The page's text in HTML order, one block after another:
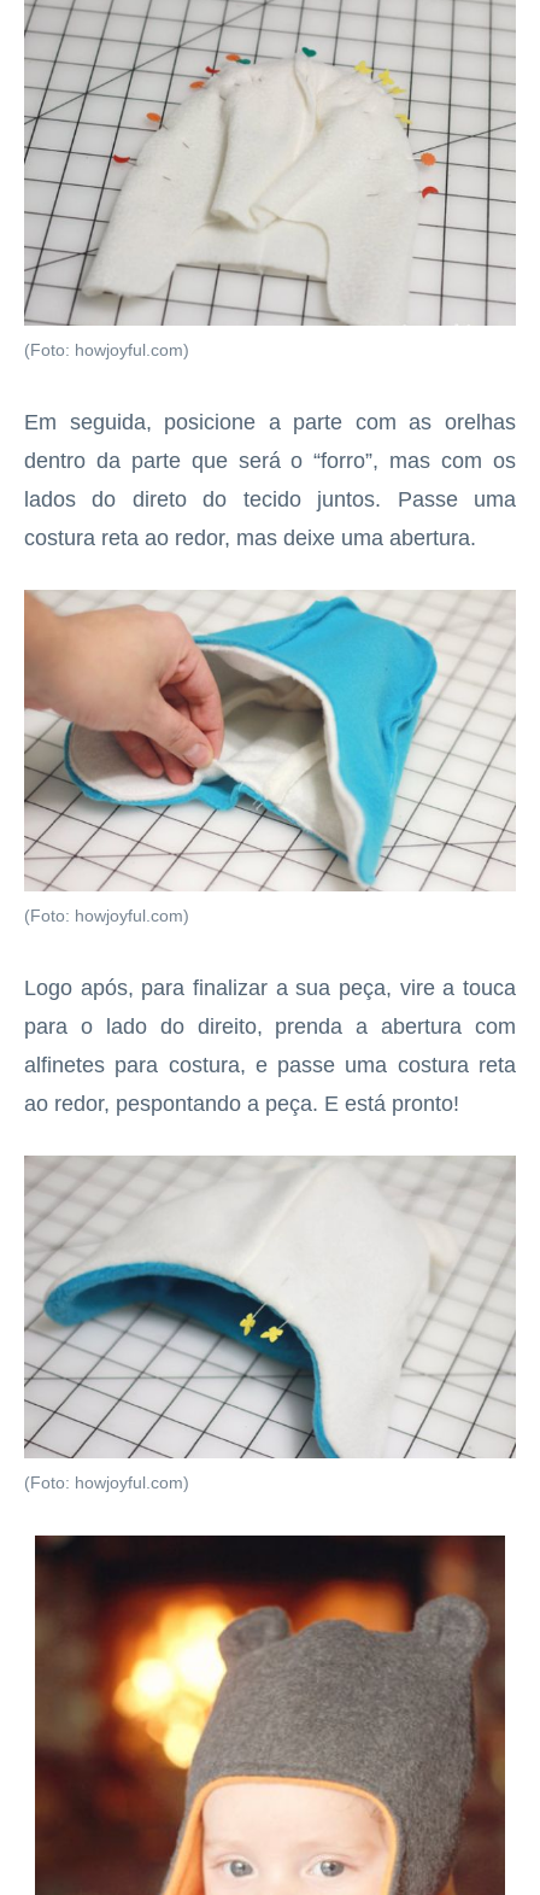
(Foto: howjoyful.com)
Em seguida, posicione a parte com as orelhas
dentro da parte que será o “forro”, mas com os
lados do direto do tecido juntos. Passe uma
costura reta ao redor, mas deixe uma abertura.
(Foto: howjoyful.com)
Logo após, para finalizar a sua peça, vire a touca
para o lado do direito, prenda a abertura com
alfinetes para costura, e passe uma costura reta
ao redor, pespontando a peça. E está pronto!
(Foto: howjoyful.com)